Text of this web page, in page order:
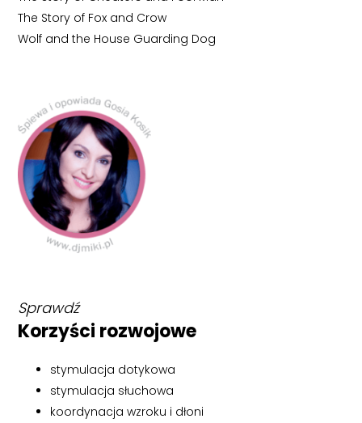
The Story of Fox and Crow
Wolf and the House Guarding Dog
Sprawdź
Korzyści rozwojowe
stymulacja dotykowa
stymulacja słuchowa
koordynacja wzroku i dłoni